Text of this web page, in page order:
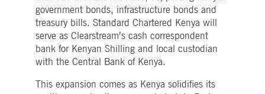
government bonds, infrastructure bonds and
treasury bills. Standard Chartered Kenya will
serve as Clearstream’s cash correspondent
bank for Kenyan Shilling and local custodian
with the Central Bank of Kenya.
This expansion comes as Kenya solidifies its
Anbieter / Domain
Gültig
bis
Beschreibung
www.deutsche-
boerse.com
Sitzung
Dieses Cookie wird vom
Application Gateway
zusätzlich zu
ursprungsübergreifenden
Anfragen